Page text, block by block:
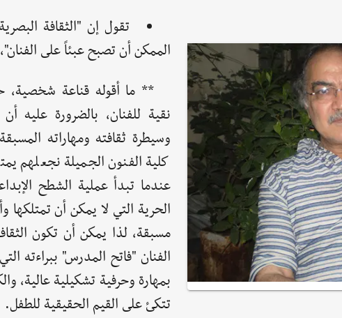
تقول إن "الثقافة
الممكن أن تصبح عبئاً على
** ما أقوله قناعة شخصية،
نقية للفنان، بالضرورة
وسيطرة ثقافته ومهاراته
كلية الفنون الجميلة نجعلهم
عندما تبدأ عملية الشطح
الحرية التي لا يمكن أن
مسبقة، لذا يمكن أن تكون
الفنان "فاتح المدرس" ببراءته
بمهارة وحرفية تشكيلية عالية،
تتكئ على القيم الحقيقية للطفل.